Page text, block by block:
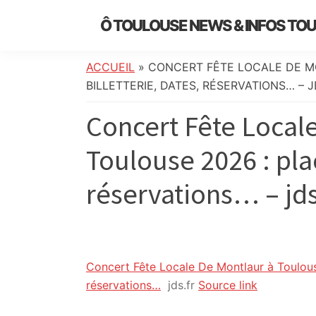
Ô TOULOUSE NEWS & INFOS
de
l’actualité
:
info
locale,
société,
culture,
politique,
divers
et
ACCUEIL » CONCERT FÊTE LOCALE DE
BILLETTERIE, DATES, RÉSERVATIONS… –
Concert Fête
Toulouse 2026 :
réservations… –
Concert Fête Locale De Montlaur à
réservations… jds.fr Source link